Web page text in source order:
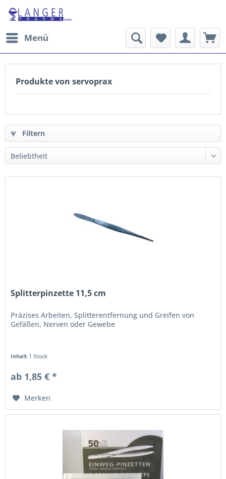
Menü
Produkte von servoprax
Filtern
Splitterpinzette 11,5 cm
Präzises Arbeiten, Splitterentfernung und Greifen von
Gefäßen, Nerven oder Gewebe
Inhalt 1 Stück
ab 1,85 € *
Merken